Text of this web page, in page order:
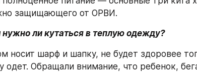
защищающего от ОРВИ.
ли кутаться в теплую одежду?
носит шарф и шапку, не будет здоровее
одет. Обращали внимание, что ребенок,